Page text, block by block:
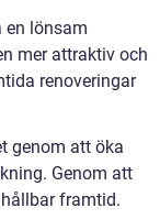
en lönsam
mer attraktiv och
renoveringar
genom att öka
Genom att
framtid.